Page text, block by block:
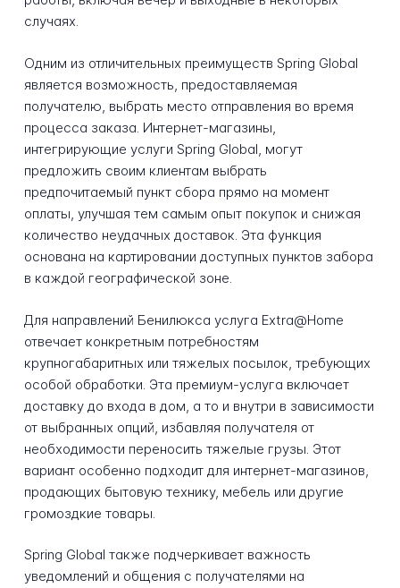
случаях.
Одним из отличительных преимуществ Spring Global
является возможность, предоставляемая
получателю, выбрать место отправления во время
процесса заказа. Интернет-магазины,
интегрирующие услуги Spring Global, могут
предложить своим клиентам выбрать
предпочитаемый пункт сбора прямо на момент
оплаты, улучшая тем самым опыт покупок и снижая
количество неудачных доставок. Эта функция
основана на картировании доступных пунктов забора
в каждой географической зоне.
Для направлений Бенилюкса услуга Extra@Home
отвечает конкретным потребностям
крупногабаритных или тяжелых посылок, требующих
особой обработки. Эта премиум-услуга включает
доставку до входа в дом, а то и внутри в зависимости
от выбранных опций, избавляя получателя от
необходимости переносить тяжелые грузы. Этот
вариант особенно подходит для интернет-магазинов,
продающих бытовую технику, мебель или другие
громоздкие товары.
Spring Global также подчеркивает важность
уведомлений и общения с получателями на